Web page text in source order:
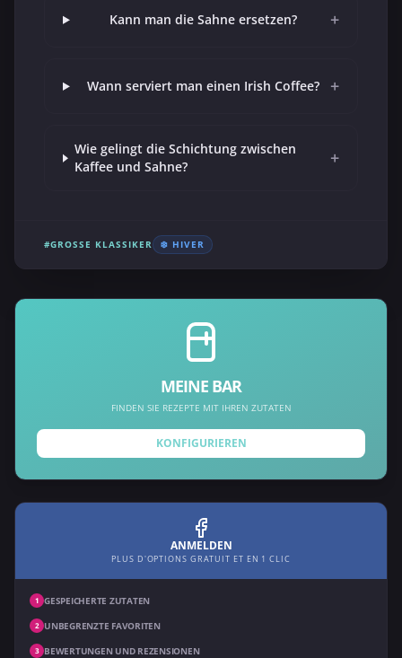
Kann man die Sahne ersetzen? +
Wann serviert man einen Irish Coffee? +
Wie gelingt die Schichtung zwischen
Kaffee und Sahne?
+
#GROSSE KLASSIKER ❄️ HIVER
MEINE BAR
FINDEN SIE REZEPTE MIT IHREN ZUTATEN
KONFIGURIEREN
ANMELDEN
PLUS D'OPTIONS GRATUIT ET EN 1 CLIC
1 GESPEICHERTE ZUTATEN
2 UNBEGRENZTE FAVORITEN
3 BEWERTUNGEN UND REZENSIONEN